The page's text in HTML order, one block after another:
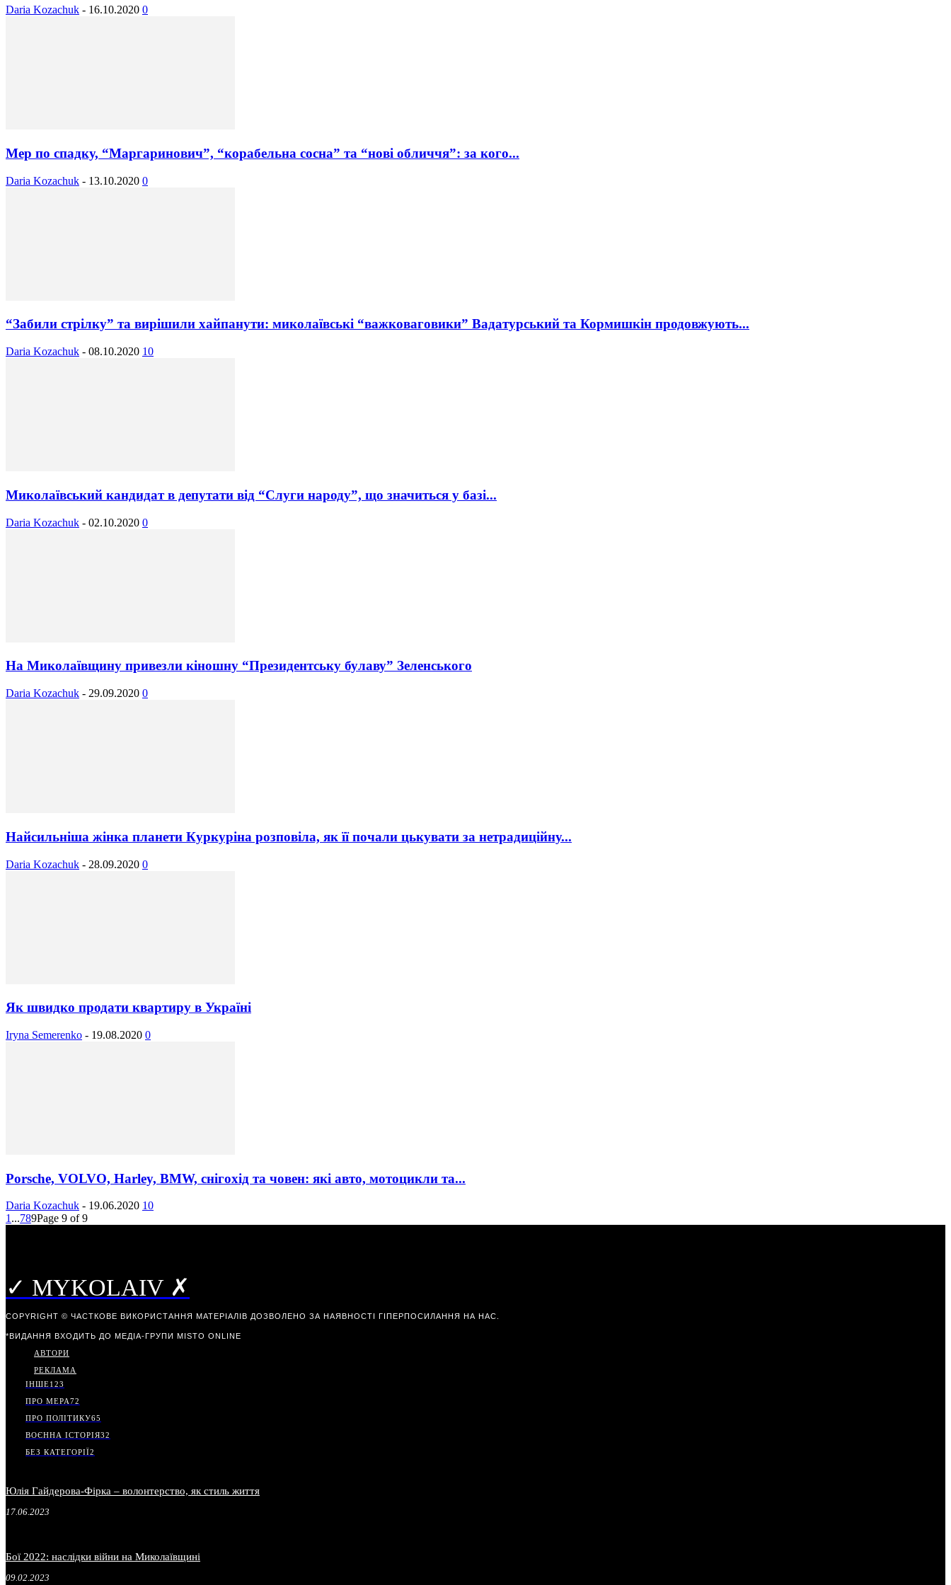
Daria Kozachuk - 16.10.2020 0
Мер по спадку, “Маргаринович”, “корабельна сосна” та “нові обличчя”: за кого...
Daria Kozachuk - 13.10.2020 0
“Забили стрілку” та вирішили хайпанути: миколаївські “важковаговики” Вадатурський та Кормишкін продовжують...
Daria Kozachuk - 08.10.2020 10
Миколаївський кандидат в депутати від “Слуги народу”, що значиться у базі...
Daria Kozachuk - 02.10.2020 0
На Миколаївщину привезли кіношну “Президентську булаву” Зеленського
Daria Kozachuk - 29.09.2020 0
Найсильніша жінка планети Куркуріна розповіла, як її почали цькувати за нетрадиційну...
Daria Kozachuk - 28.09.2020 0
Як швидко продати квартиру в Україні
Iryna Semerenko - 19.08.2020 0
Porsche, VOLVO, Harley, BMW, снігохід та човен: які авто, мотоцикли та...
Daria Kozachuk - 19.06.2020 10
1 ...789Page 9 of 9
✓ MYKOLAIV ✗
COPYRIGHT © ЧАСТКОВЕ ВИКОРИСТАННЯ МАТЕРІАЛІВ ДОЗВОЛЕНО ЗА НАЯВНОСТІ ГІПЕРПОСИЛАННЯ НА НАС.
*ВИДАННЯ ВХОДИТЬ ДО МЕДІА-ГРУПИ MISTO ONLINE
АВТОРИ
РЕКЛАМА
ІНШЕ123
ПРО МЕРА72
ПРО ПОЛІТИКУ65
ВОЄННА ІСТОРІЯ32
БЕЗ КАТЕГОРІЇ2
Юлія Гайдерова-Фірка – волонтерство, як стиль життя
17.06.2023
Бої 2022: наслідки війни на Миколаївщині
09.02.2023